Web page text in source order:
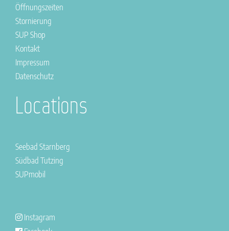
Öffnungszeiten
Stornierung
SUP Shop
Kontakt
Impressum
Datenschutz
Locations
Seebad Starnberg
Südbad Tutzing
SUPmobil
Instagram